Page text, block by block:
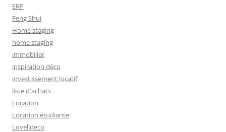
ERP
Feng Shui
Home staging
home staging
immobilier
inspiration déco
investissement locatif
liste d'achats
Location
Location étudiante
Lovelldeco